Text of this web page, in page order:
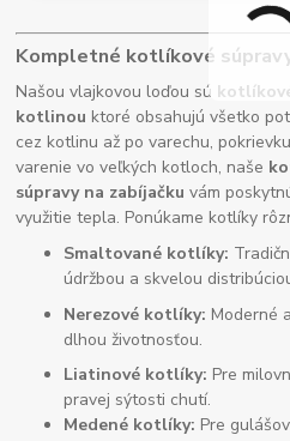
Kompletné kotlíkové
Našou vlajkovou loďou sú
kotlinou ktoré obsahujú všetko
cez kotlinu až po varechu,
varenie vo veľkých kotloch, naše
súpravy na zabíjačku vám
využitie tepla. Ponúkame kotlíky
Smaltované kotlíky:
údržbou a skvelou
Nerezové kotlíky: Moderné
dlhou životnosťou.
Liatinové kotlíky: Pre
pravej sýtosti chutí.
Medené kotlíky: Pre